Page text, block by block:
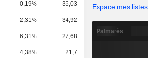
0,19% 36,03 Md
2,31% 34,92 Md
6,31% 27,68 Md
4,38% 21,7 Md
Espace mes listes
Palmarès